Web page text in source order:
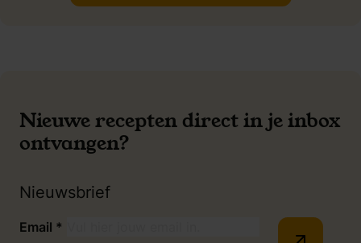
Nieuwe recepten direct in je inbox
ontvangen?
Nieuwsbrief
Email *